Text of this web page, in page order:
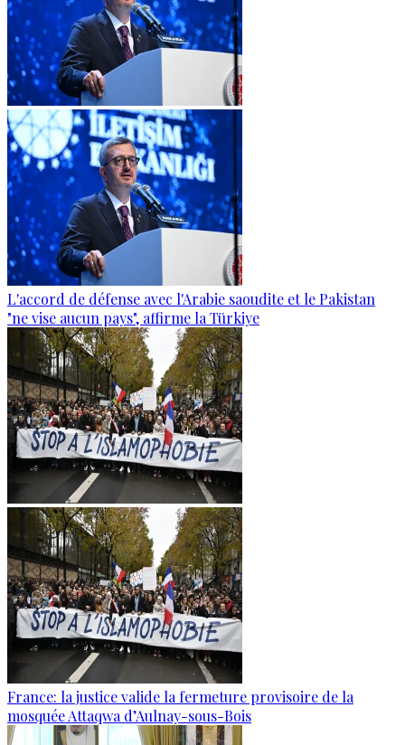
L'accord de défense avec l'Arabie saoudite et le Pakistan
"ne vise aucun pays", affirme la Türkiye
France: la justice valide la fermeture provisoire de la
mosquée Attaqwa d’Aulnay-sous-Bois